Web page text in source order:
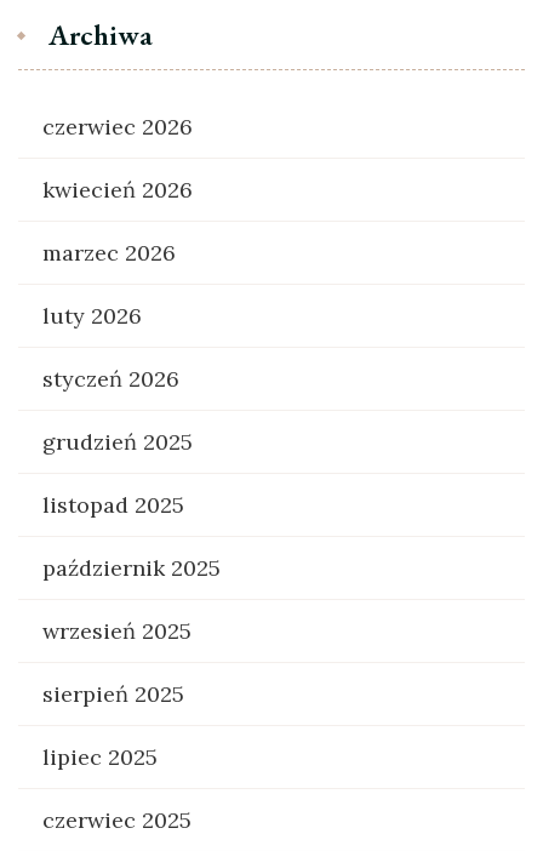
Archiwa
czerwiec 2026
kwiecień 2026
marzec 2026
luty 2026
styczeń 2026
grudzień 2025
listopad 2025
październik 2025
wrzesień 2025
sierpień 2025
lipiec 2025
czerwiec 2025